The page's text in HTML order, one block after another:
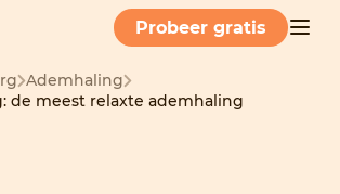
Probeer gratis
Ademhaling
de meest relaxte ademhaling